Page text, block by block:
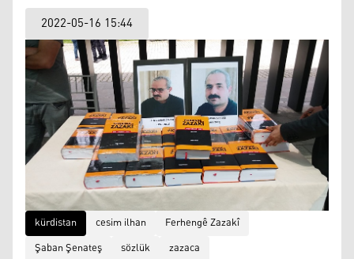
2022-05-16 15:44
kürdistan cesim ilhan
Ferhengê Zazakî
Şaban Şenateş
sözlük zazaca